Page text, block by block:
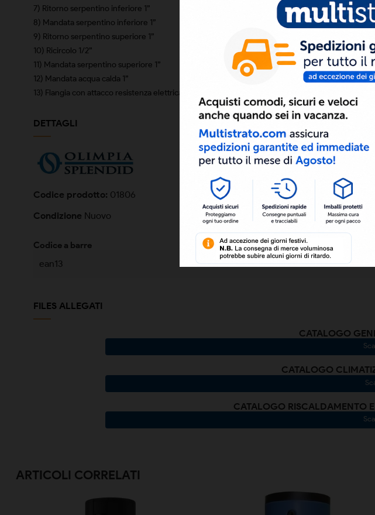
7) Ritorno serpentino inferiore 1”
8) Mandata serpentino inferiore 1”
9) Ritorno serpentino superiore 1”
10) Ricircolo 1/2”
11) Mandata serpentino superiore 1”
12) Mandata acqua calda 1”
13) Flangia con attacco resistenza elettrica 1” 1/2
DETTAGLI
Codice prodotto: 01806
Condizione Nuovo
Codice a barre
ean13
FILES ALLEGATI
CATALOGO
CATALOGO
CATALOGO RISCALDAMENTO
ARTICOLI CORRELATI